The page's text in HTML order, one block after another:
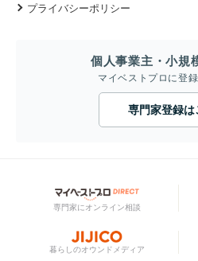
プライバシーポリシー
個人事業主・小規
マイベストプロに登
専門家登録は
専門家にオンライン相談
暮らしのオウンドメディア